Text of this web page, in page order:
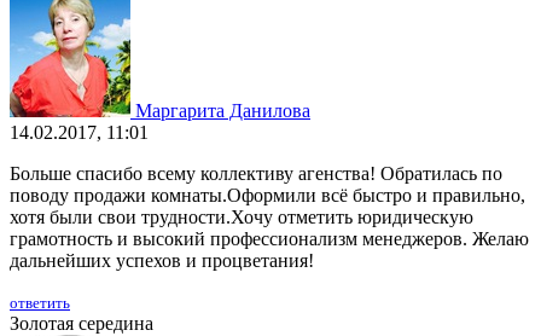
Маргарита Данилова
14.02.2017, 11:01
Больше спасибо всему коллективу агенства! Обратилась по
поводу продажи комнаты.Оформили всё быстро и правильно,
хотя были свои трудности.Хочу отметить юридическую
грамотность и высокий профессионализм менеджеров. Желаю
дальнейших успехов и процветания!
ответить
Золотая середина